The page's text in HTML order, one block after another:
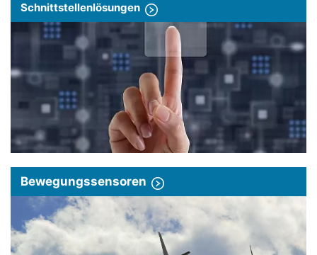
Schnittstellenlösungen
Bewegungssensoren